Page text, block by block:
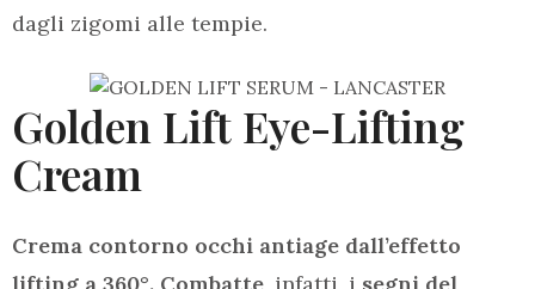
dagli zigomi alle tempie.
Golden Lift Eye-Lifting
Cream
Crema contorno occhi antiage dall’effetto